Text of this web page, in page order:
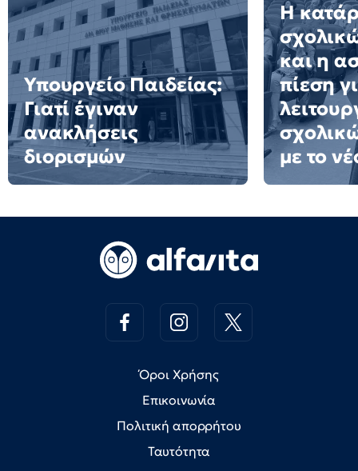
Υπουργείο Παιδείας:
Γιατί έγιναν
ανακλήσεις
διορισμών
Η
και η
πίεση
με το
Όροι Χρήσης
Επικοινωνία
Πολιτική απορρήτου
Ταυτότητα